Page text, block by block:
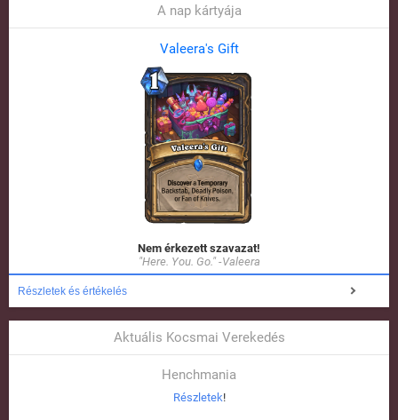
A nap kártyája
Valeera's Gift
Nem érkezett szavazat!
"Here. You. Go." -Valeera
Részletek és értékelés
Aktuális Kocsmai Verekedés
Henchmania
Részletek!